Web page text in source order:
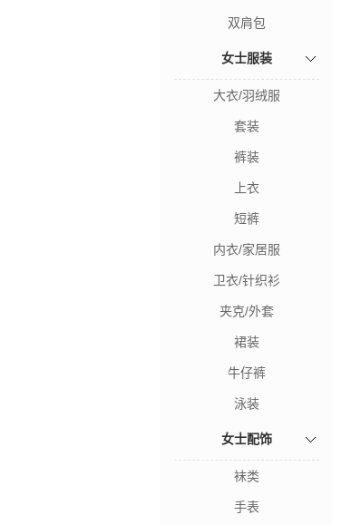
双肩包
女士服装
大衣/羽绒服
套装
裤装
上衣
短裤
内衣/家居服
卫衣/针织衫
夹克/外套
裙装
牛仔裤
泳装
女士配饰
袜类
手表